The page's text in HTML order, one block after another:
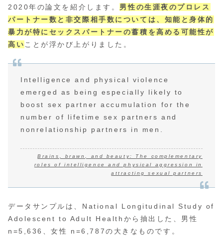
2020年の論文を紹介します。 男性の生涯夜のプロレス
パートナー数と非交際相手数については、知能と身体的
暴力が特にセックスパートナーの蓄積を高める可能性が
高いことが浮かび上がりました。
Intelligence and physical violence
emerged as being especially likely to
boost sex partner accumulation for the
number of lifetime sex partners and
nonrelationship partners in men.
Brains, brawn, and beauty: The complementary
roles of intelligence and physical aggression in
attracting sexual partners
データサンプルは、National Longitudinal Study of
Adolescent to Adult Healthから抽出した、男性
n=5,636、女性 n=6,787の大きなものです。